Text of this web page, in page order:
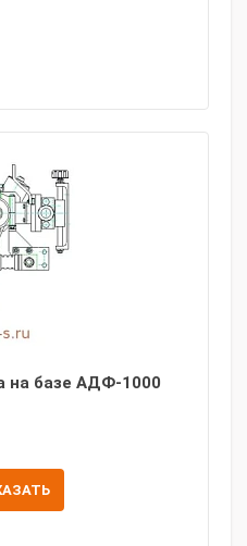
на базе АДФ-1000